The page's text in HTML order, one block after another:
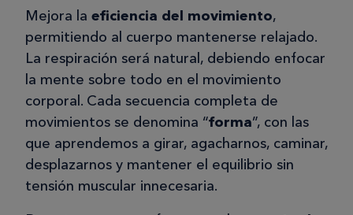
Mejora la eficiencia del movimiento,
permitiendo al cuerpo mantenerse relajado.
La respiración será natural, debiendo enfocar
la mente sobre todo en el movimiento
corporal. Cada secuencia completa de
movimientos se denomina “forma”, con las
que aprendemos a girar, agacharnos, caminar,
desplazarnos y mantener el equilibrio sin
tensión muscular innecesaria.